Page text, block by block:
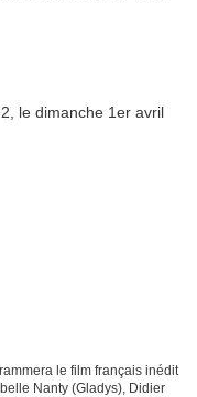
le film français inédit
Nanty (Gladys), Didier